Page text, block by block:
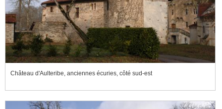
Château d'Aulteribe, anciennes écuries, côté sud-est